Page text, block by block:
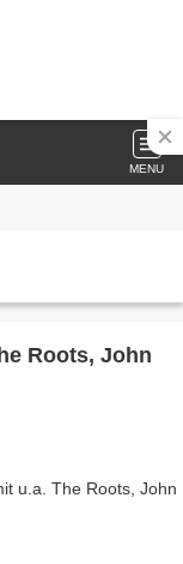
MENU
Roots, John